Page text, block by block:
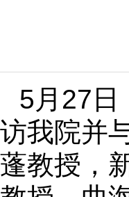
5 月 27
访我院并
蓬教授，